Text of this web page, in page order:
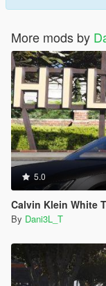
More mods by
5.0
Calvin Klein White
By Dani3L_T